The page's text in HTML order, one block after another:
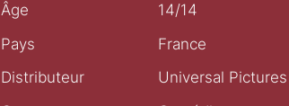
Âge
14/14
Pays
France
Distributeur
Universal